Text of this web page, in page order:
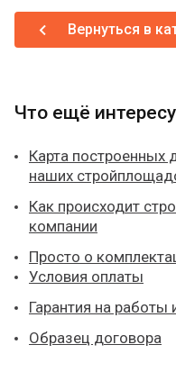
Вернуться в
Что ещё
Карта построенных
наших
Как происходит
компании
Просто о
Условия оплаты
Гарантия на работы
Образец договора